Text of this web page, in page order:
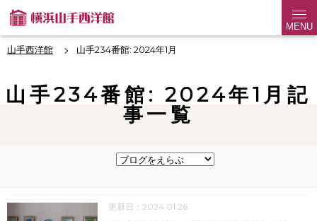
MENU
山手西洋館 山手234番館: 2024年1月
山手234番館: 2024年1月記
事一覧
更新日：2024.01.26